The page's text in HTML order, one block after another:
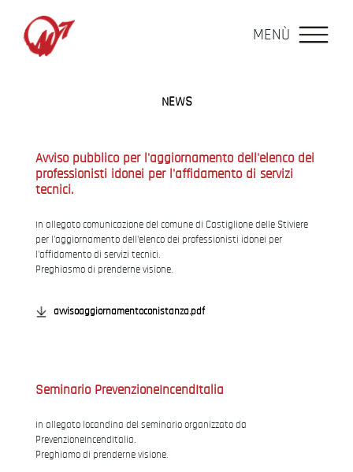
MENÙ
NEWS
Avviso pubblico per l'aggiornamento dell'elenco dei
professionisti idonei per l'affidamento di servizi
tecnici.
In allegato comunicazione del comune di Castiglione delle Stiviere
per l'aggiornamento dell'elenco dei professionisti idonei per
l'affidamento di servizi tecnici.
Preghiasmo di prenderne visione.
avvisoaggiornamentoconistanza.pdf
Seminario PrevenzioneIncendItalia
In allegato locandina del seminario organizzato da
PrevenzioneIncendItalia.
Preghiamo di prenderne visione.